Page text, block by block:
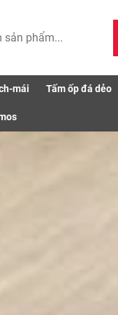
mái Tấm ốp đá dẻo
Thi công